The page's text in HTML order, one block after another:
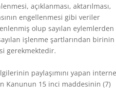
açıklanması, aktarılması,
engellenmesi gibi veriler
olup sayılan eylemlerden
işlenme şartlarından birinin
gerekmektedir.
paylaşımını yapan
Kanunun 15 inci maddesinin (7)